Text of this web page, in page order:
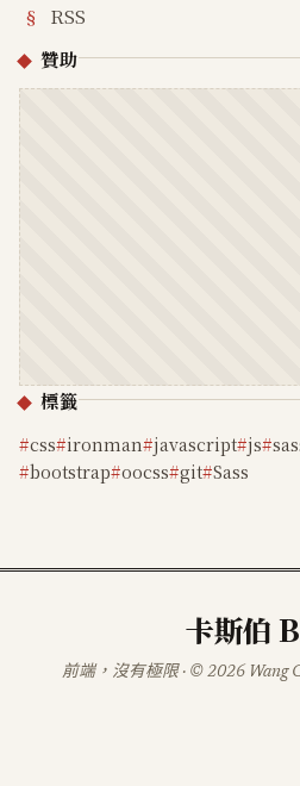
RSS
贊助
標籤
css ironman javascript js
bootstrap oocss git Sass
卡斯伯
前端，沒有極限 · © 2026 Wang